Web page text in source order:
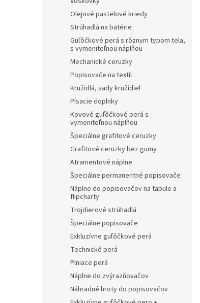
Olejové pastelové kriedy
Strúhadlá na batérie
Guľôčkové perá s rôznym typom tela,
s vymeniteľnou náplňou
Mechanické ceruzky
Popisovače na textil
Kružidlá, sady kružidiel
Písacie doplnky
Kovové guľôčkové perá s
vymeniteľnou náplňou
Špeciálne grafitové ceruzky
Grafitové ceruzky bez gumy
Atramentové náplne
Špeciálne permanentné popisovače
Náplne do popisovačov na tabule a
flipcharty
Trojdierové strúhadlá
Špeciálne popisovače
Exkluzívne guľôčkové perá
Technické perá
Plniace perá
Náplne do zvýrazňovačov
Náhradné hroty do popisovačov